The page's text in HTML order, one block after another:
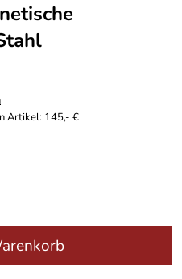
Artikel: 145,- €